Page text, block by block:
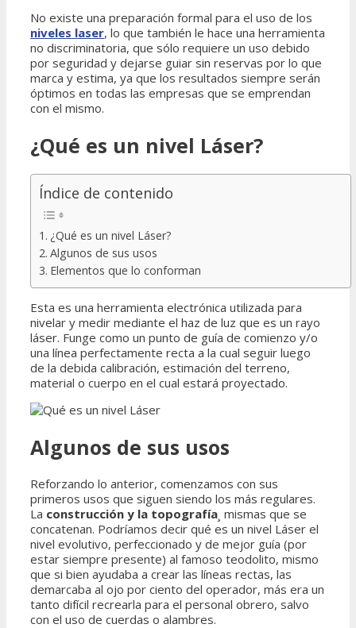
No existe una preparación formal para el uso de los
niveles laser, lo que también le hace una herramienta
no discriminatoria, que sólo requiere un uso debido
por seguridad y dejarse guiar sin reservas por lo que
marca y estima, ya que los resultados siempre serán
óptimos en todas las empresas que se emprendan
con el mismo.
¿Qué es un nivel Láser?
Índice de contenido
¿Qué es un nivel Láser?
Algunos de sus usos
Elementos que lo conforman
Esta es una herramienta electrónica utilizada para
nivelar y medir mediante el haz de luz que es un rayo
láser. Funge como un punto de guía de comienzo y/o
una línea perfectamente recta a la cual seguir luego
de la debida calibración, estimación del terreno,
material o cuerpo en el cual estará proyectado.
Algunos de sus usos
Reforzando lo anterior, comenzamos con sus
primeros usos que siguen siendo los más regulares.
La construcción y la topografía ¸ mismas que se
concatenan. Podríamos decir qué es un nivel Láser el
nivel evolutivo, perfeccionado y de mejor guía (por
estar siempre presente) al famoso teodolito, mismo
que si bien ayudaba a crear las líneas rectas, las
demarcaba al ojo por ciento del operador, más era un
tanto difícil recrearla para el personal obrero, salvo
con el uso de cuerdas o alambres.